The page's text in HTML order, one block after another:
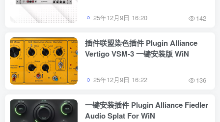
25年12月9日 16:20 142
插件联盟染色插件 Plugin Alliance
Vertigo VSM-3 一键安装版 WiN
25年12月9日 16:22 136
一键安装插件 Plugin Alliance Fiedler
Audio Splat For WiN